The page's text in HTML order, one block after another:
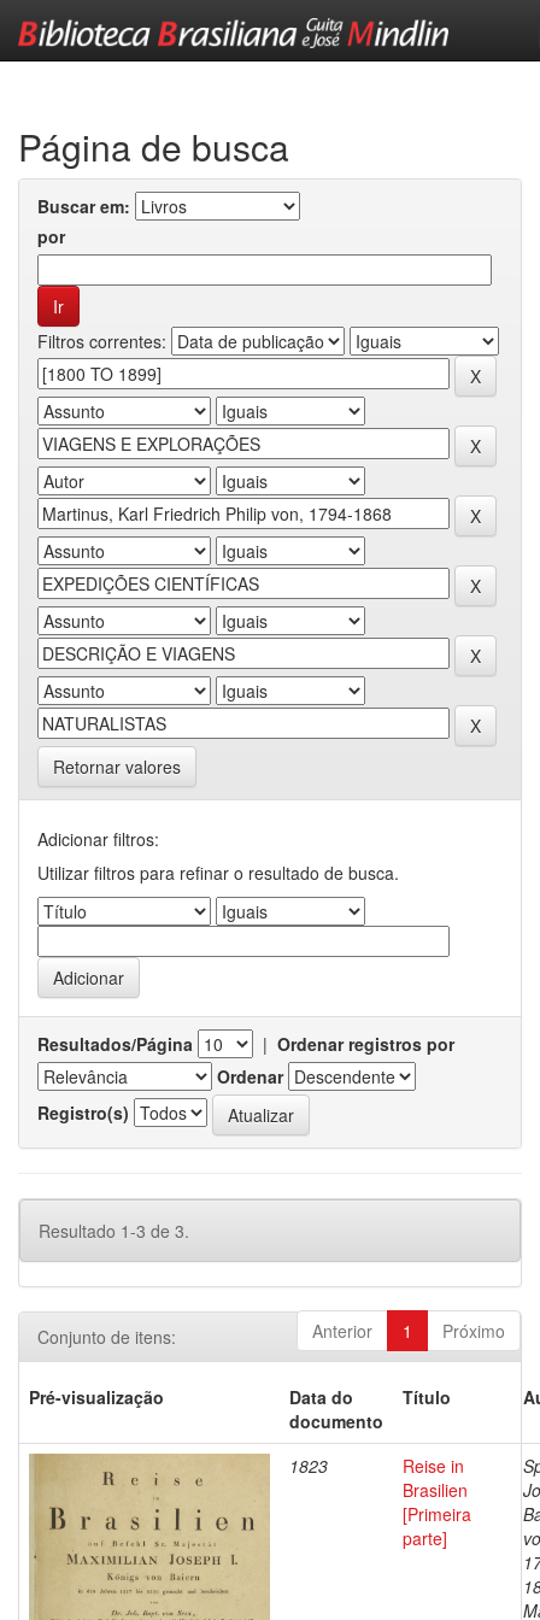
Página de busca
Buscar em:
por
Filtros correntes:
Retornar valores
Adicionar filtros:
Utilizar filtros para refinar o resultado de busca.
Resultados/Página | Ordenar registros por
Ordenar
Registro(s)
Resultado 1-3 de 3.
Anterior 1 Próximo
Conjunto de itens:
Pré-visualização
Data do
documento
Título
1823
Reise in
Brasilien
[Primeira
parte]